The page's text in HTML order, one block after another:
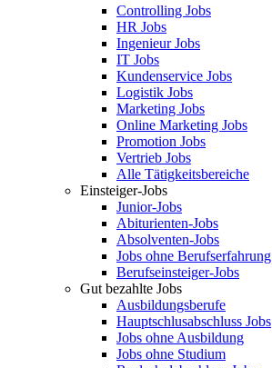
Controlling Jobs
HR Jobs
Ingenieur Jobs
IT Jobs
Kundenservice Jobs
Logistik Jobs
Marketing Jobs
Online Marketing Jobs
Promotion Jobs
Vertrieb Jobs
Alle Tätigkeitsbereiche
Einsteiger-Jobs
Junior-Jobs
Abiturienten-Jobs
Absolventen-Jobs
Jobs ohne Berufserfahrung
Berufseinsteiger-Jobs
Gut bezahlte Jobs
Ausbildungsberufe
Hauptschlusabschluss Jobs
Jobs ohne Ausbildung
Jobs ohne Studium